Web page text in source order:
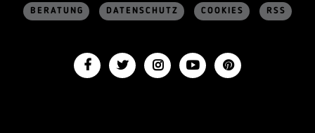
BERATUNG DATENSCHUTZ COOKIES RSS